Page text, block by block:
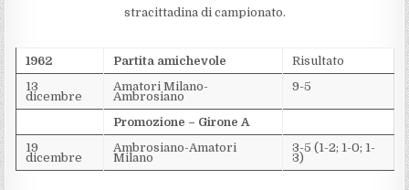
stracittadina di campionato.
1962 Partita amichevole
Risultato
13
dicembre
Amatori Milano-
Ambrosiano
9-5
Promozione – Girone A
19
dicembre
Ambrosiano-Amatori
Milano
3-5 (1-2; 1-0; 1-
3)